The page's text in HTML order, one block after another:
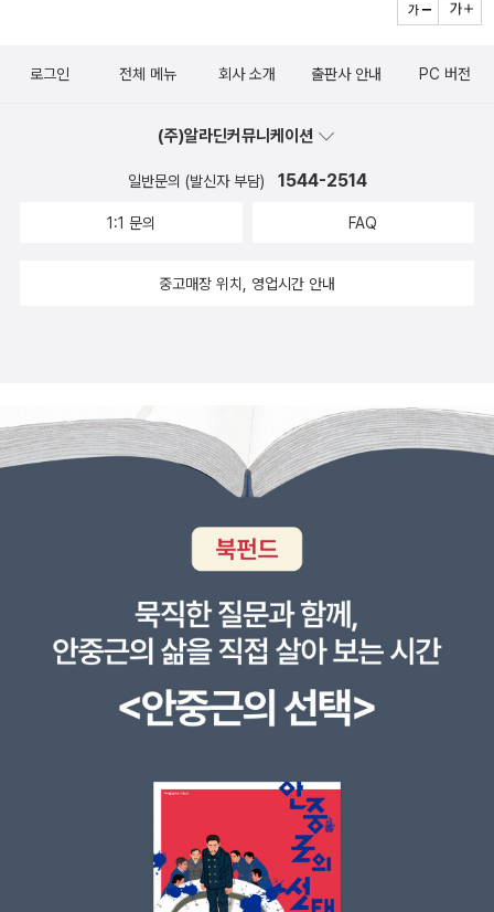
로그인 전체 메뉴 회사 소개 출판사 안내 PC 버전
(주)알라딘커뮤니케이션
일반문의 (발신자 부담) 1544-2514
1:1 문의 FAQ
중고매장 위치, 영업시간 안내